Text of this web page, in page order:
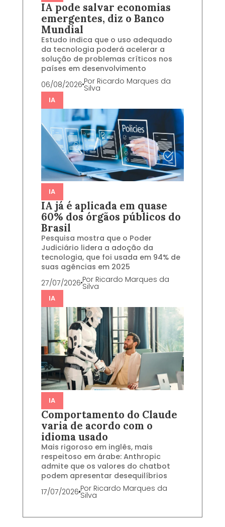
IA pode salvar economias
emergentes, diz o Banco
Mundial
Estudo indica que o uso adequado
da tecnologia poderá acelerar a
solução de problemas críticos nos
países em desenvolvimento
06/08/2026 Por Ricardo Marques da
Silva
IA
IA
IA já é aplicada em quase
60% dos órgãos públicos do
Brasil
Pesquisa mostra que o Poder
Judiciário lidera a adoção da
tecnologia, que foi usada em 94% de
suas agências em 2025
27/07/2026 Por Ricardo Marques da
Silva
IA
IA
Comportamento do Claude
varia de acordo com o
idioma usado
Mais rigoroso em inglês, mais
respeitoso em árabe: Anthropic
admite que os valores do chatbot
podem apresentar desequilíbrios
17/07/2026Por Ricardo Marques da
Silva